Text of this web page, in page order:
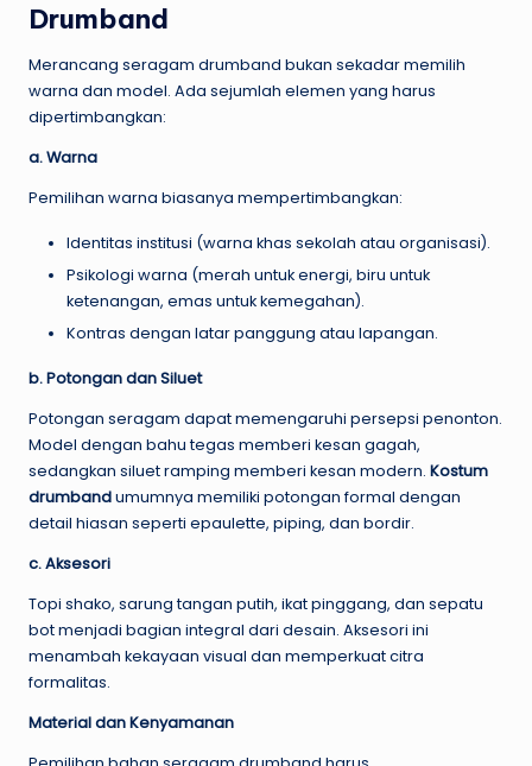
Drumband
Merancang seragam drumband bukan sekadar memilih
warna dan model. Ada sejumlah elemen yang harus
dipertimbangkan:
a. Warna
Pemilihan warna biasanya mempertimbangkan:
Identitas institusi (warna khas sekolah atau organisasi).
Psikologi warna (merah untuk energi, biru untuk
ketenangan, emas untuk kemegahan).
Kontras dengan latar panggung atau lapangan.
b. Potongan dan Siluet
Potongan seragam dapat memengaruhi persepsi penonton.
Model dengan bahu tegas memberi kesan gagah,
sedangkan siluet ramping memberi kesan modern. Kostum
drumbandumumnya memiliki potongan formal dengan
detail hiasan seperti epaulette, piping, dan bordir.
c. Aksesori
Topi shako, sarung tangan putih, ikat pinggang, dan sepatu
bot menjadi bagian integral dari desain. Aksesori ini
menambah kekayaan visual dan memperkuat citra
formalitas.
Material dan Kenyamanan